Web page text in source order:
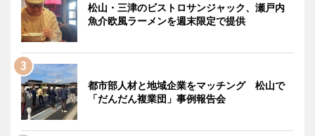
松山・三津のビストロサンジャック、瀬戸内
魚介欧風ラーメンを週末限定で提供
都市部人材と地域企業をマッチング 松山で
「だんだん複業団」事例報告会